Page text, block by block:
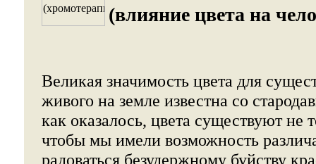
(влияние цвета на
Великая значимость цвета для
живого на земле известна со
как оказалось, цвета существуют не
чтобы мы имели возможность
радоваться безудержному буйству